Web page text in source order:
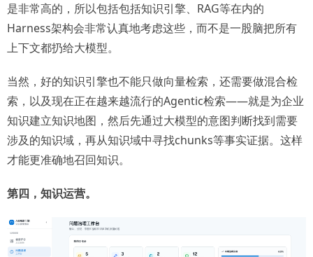
是非常高的，所以包括包括知识引擎、RAG等在内的
Harness架构会非常认真地考虑这些，而不是一股脑把所有
上下文都扔给大模型。
当然，好的知识引擎也不能只做向量检索，还需要做混合检
索，以及现在正在越来越流行的Agentic检索——就是为企业
知识建立知识地图，然后先通过大模型的意图判断找到需要
涉及的知识域，再从知识域中寻找chunks等事实证据。这样
才能更准确地召回知识。
第四，知识运营。